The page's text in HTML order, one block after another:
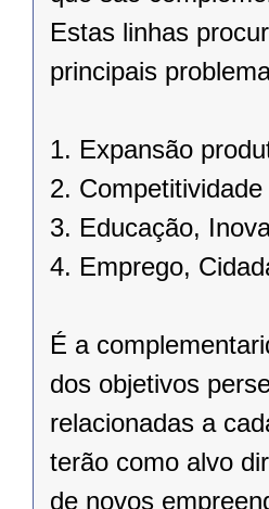
Estas linhas
principais
1. Expansão
2.
3. Educação,
4. Emprego,
É a
dos objetivos
relacionadas a
terão como alvo
de novos